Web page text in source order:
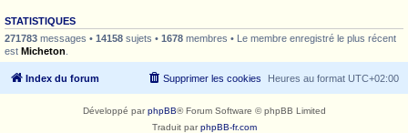
STATISTIQUES
271783 messages • 14158 sujets • 1678 membres • Le membre enregistré le plus récent
est Micheton
Index du forum Heures au format UTC+02:00
Supprimer les cookies
Développé parphpBB® Forum Software © phpBB Limited
Traduit parphpBB-fr.com